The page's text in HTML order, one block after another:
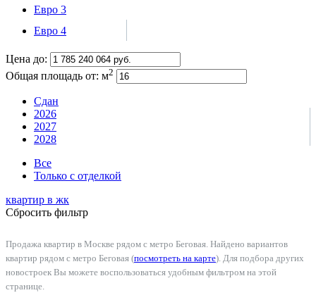
Евро 3
Евро 4
Цена до:
Общая площадь от: м2
Сдан
2026
2027
2028
Все
Только с отделкой
квартир в жк
Сбросить фильтр
Продажа квартир в Москве рядом с метро Беговая. Найдено вариантов
квартир рядом с метро Беговая (посмотреть на карте). Для подбора других
новостроек Вы можете воспользоваться удобным фильтром на этой
странице.